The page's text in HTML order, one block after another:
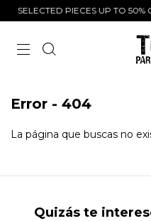
SELECTED PIECES UP TO 50%
Error - 404
La página que buscas no
Quizás te